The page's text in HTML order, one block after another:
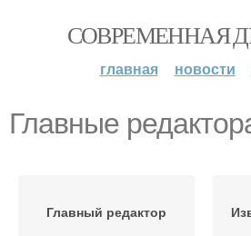
СОВРЕМЕННАЯ
главная новости
Главные
Главный редактор